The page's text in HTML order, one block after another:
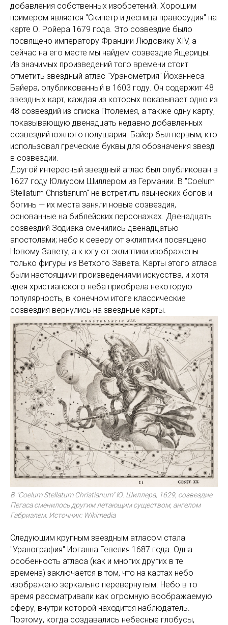
добавления собственных изобретений. Хорошим
примером является "Скипетр и десница правосудия" на
карте О. Ройера 1679 года. Это созвездие было
посвящено императору Франции Людовику XIV, а
сейчас на его месте мы найдем созвездие Ящерицы.
Из значимых произведений того времени стоит
отметить звездный атлас "Уранометрия" Йоханнеса
Байера, опубликованный в 1603 году. Он содержит 48
звездных карт, каждая из которых показывает одно из
48 созвездий из списка Птолемея, а также одну карту,
показывающую двенадцать недавно добавленных
созвездий южного полушария. Байер был первым, кто
использовал греческие буквы для обозначения звезд
в созвездии.
Другой интересный звездный атлас был опубликован в
1627 году Юлиусом Шиллером из Германии. В "Coelum
Stellatum Christianum" не встретить языческих богов и
богинь — их места заняли новые созвездия,
основанные на библейских персонажах. Двенадцать
созвездий Зодиака сменились двенадцатью
апостолами; небо к северу от эклиптики посвящено
Новому Завету, а к югу от эклиптики изображены
только фигуры из Ветхого Завета. Карты этого атласа
были настоящими произведениями искусства, и хотя
идея христианского неба приобрела некоторую
популярность, в конечном итоге классические
созвездия вернулись на звездные карты.
В "Coelum Stellatum Christianum" Ю. Шиллера, 1629, созвездие
Пегаса сменилось другим летающим существом, ангелом
Габриэлем. Источник: Wikimedia
Следующим крупным звездным атласом стала
"Уранография" Иоганна Гевелия 1687 года. Одна
особенность атласа (как и многих других в те
времена) заключается в том, что на картах небо
изображено зеркально перевернутым. Небо в то
время рассматривали как огромную воображаемую
сферу, внутри которой находится наблюдатель.
Поэтому, когда создавались небесные глобусы,